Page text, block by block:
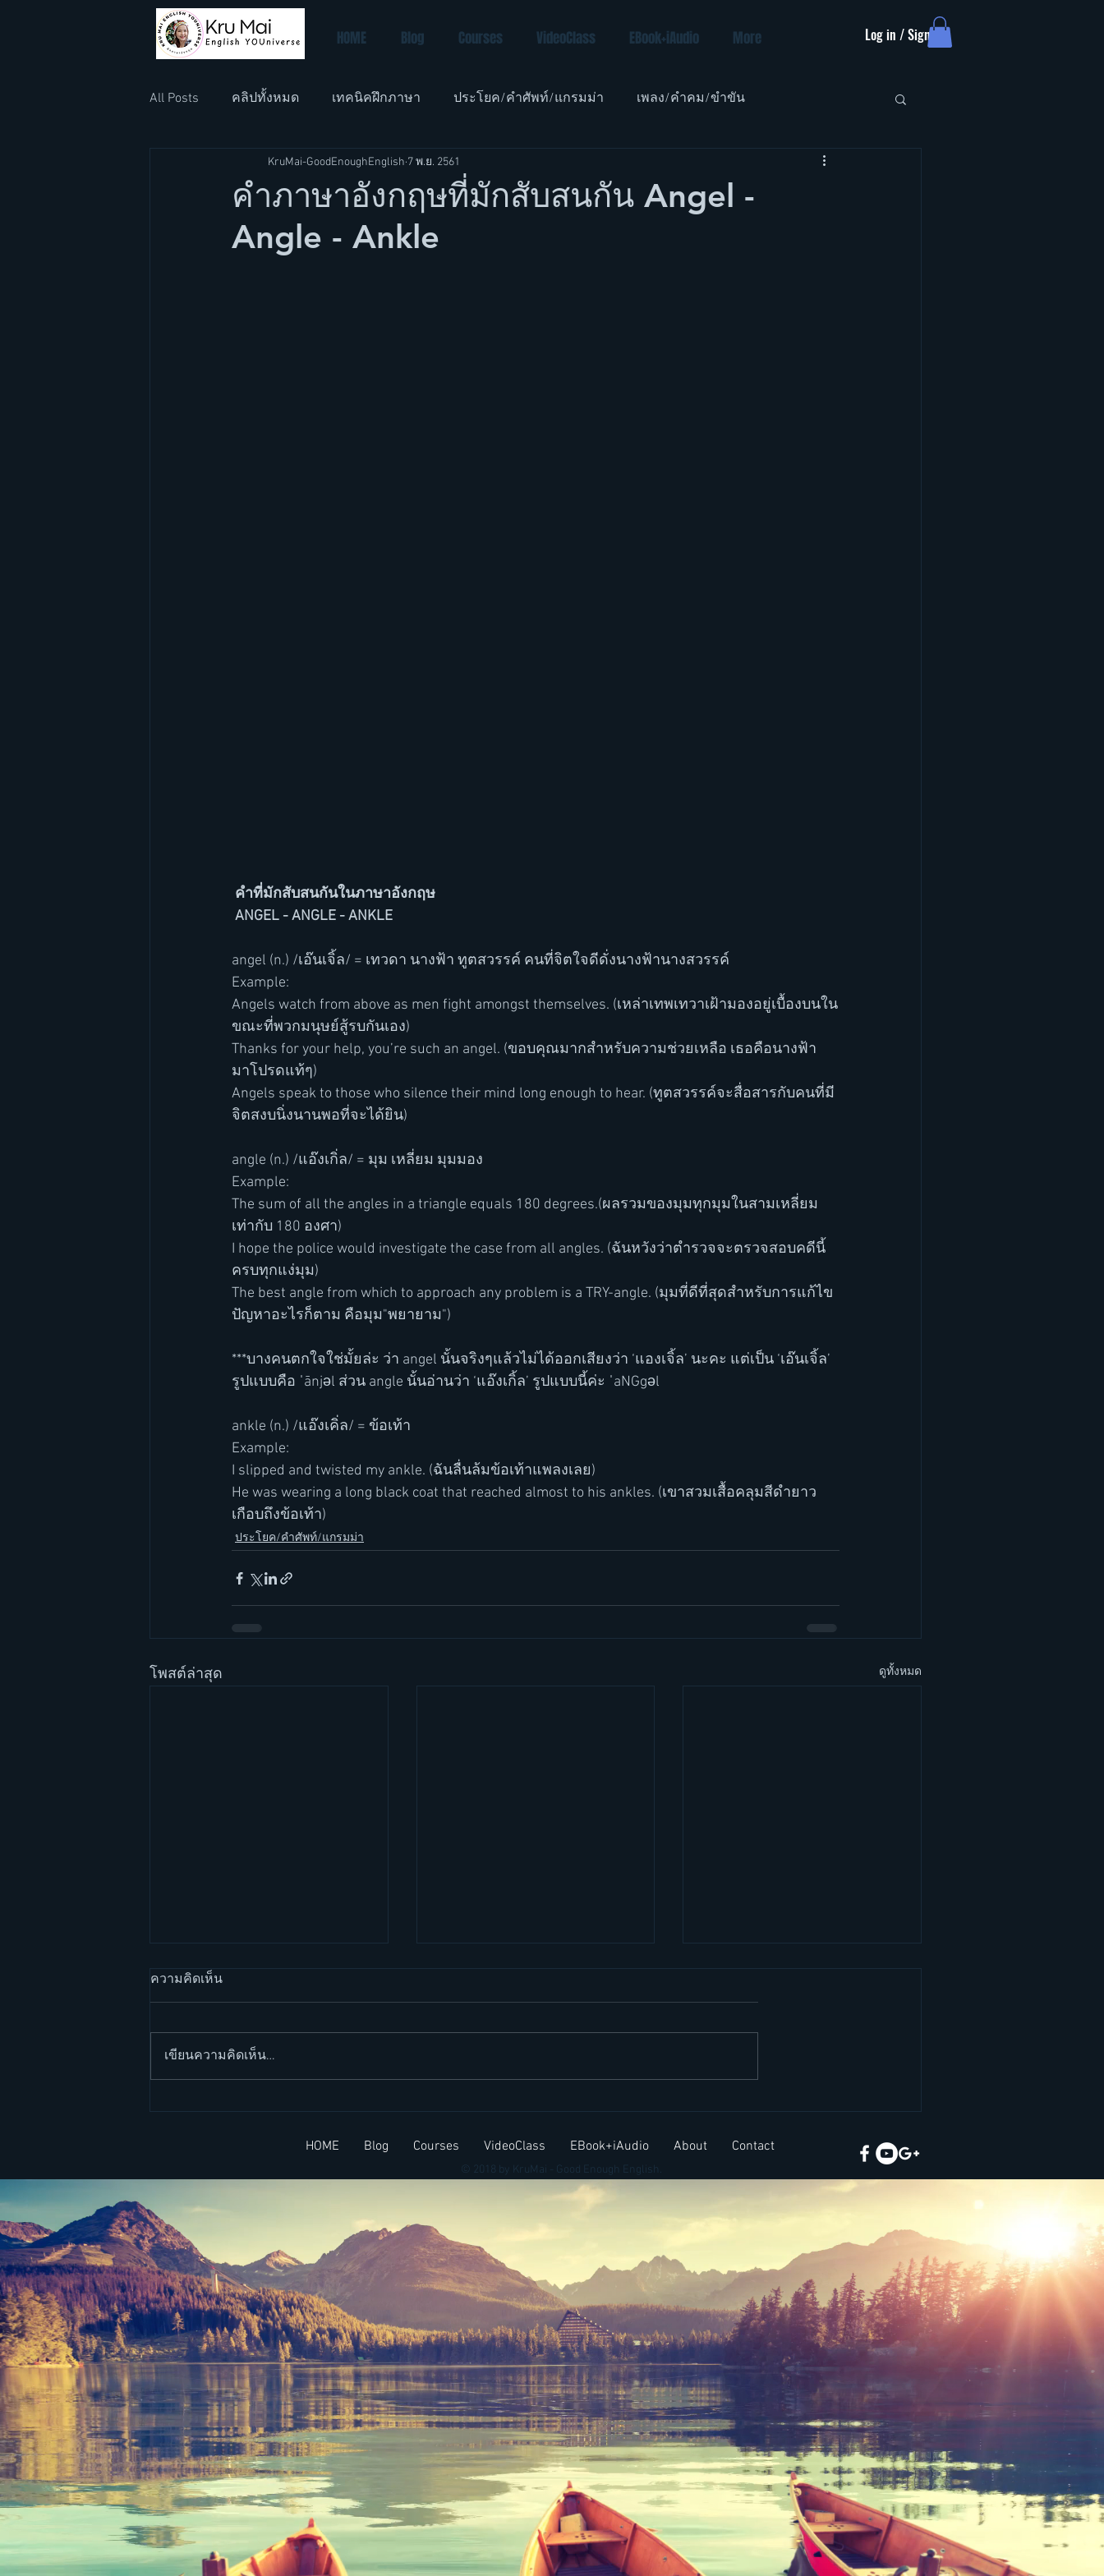
HOME Blog Courses VideoClass EBook+iAudio More Log in / Sign up
All Posts คลิปทั้งหมด เทคนิคฝึกภาษา ประโยค/คำศัพท์/แกรมม่า เพลง/คำคม/ขำขัน
ภาษาอังกฤษที่ทำงาน ภาษาอังกฤษเด็ก
คำภาษาอังกฤษที่มักสับสนกัน Angel -
Angle - Ankle
KruMai-GoodEnoughEnglish 7 พ.ย. 2561
คำที่มักสับสนกันในภาษาอังกฤษ
ANGEL - ANGLE - ANKLE
angel (n.) /เอ๊นเจิ้ล/ = เทวดา นางฟ้า ทูตสวรรค์ คนที่จิตใจดีดั่งนางฟ้านางสวรรค์
Example:
Angels watch from above as men fight amongst themselves. (เหล่าเทพเทวาเฝ้ามองอยู่เบื้องบนใน
ขณะที่พวกมนุษย์สู้รบกันเอง)
Thanks for your help, you’re such an angel. (ขอบคุณมากสำหรับความช่วยเหลือ เธอคือนางฟ้า
มาโปรดแท้ๆ)
Angels speak to those who silence their mind long enough to hear. (ทูตสวรรค์จะสื่อสารกับคนที่มี
จิตสงบนิ่งนานพอที่จะได้ยิน)
angle (n.) /แอ๊งเกิ่ล/ = มุม เหลี่ยม มุมมอง
Example:
The sum of all the angles in a triangle equals 180 degrees.(ผลรวมของมุมทุกมุมในสามเหลี่ยม
เท่ากับ 180 องศา)
I hope the police would investigate the case from all angles. (ฉันหวังว่าตำรวจจะตรวจสอบคดีนี้
ครบทุกแง่มุม)
The best angle from which to approach any problem is a TRY-angle. (มุมที่ดีที่สุดสำหรับการแก้ไข
ปัญหาอะไรก็ตาม คือมุม"พยายาม")
***บางคนตกใจใช่มั้ยล่ะ ว่า angel นั้นจริงๆแล้วไม่ได้ออกเสียงว่า ‘แองเจิ้ล’ นะคะ แต่เป็น ‘เอ๊นเจิ้ล’
รูปแบบคือ ˈānjəl ส่วน angle นั้นอ่านว่า ‘แอ๊งเกิ้ล’ รูปแบบนี้ค่ะ ˈaNGgəl
ankle (n.) /แอ๊งเคิ่ล/ = ข้อเท้า
Example:
I slipped and twisted my ankle. (ฉันลื่นล้มข้อเท้าแพลงเลย)
He was wearing a long black coat that reached almost to his ankles. (เขาสวมเสื้อคลุมสีดำยาว
เกือบถึงข้อเท้า)
ประโยค/คำศัพท์/แกรมม่า
โพสต์ล่าสุด ดูทั้งหมด
วิล สมิธ กับการสร้างกำแพง
สำนวนภาษาอังกฤษ Elephant
ประโยคภาษาอังกฤษสั้นๆ เจอ
ความคิดเห็น
เขียนความคิดเห็น…
© 2018 by KruMai - Good Enough English.
HOME Blog Courses VideoClass EBook+iAudio About Contact